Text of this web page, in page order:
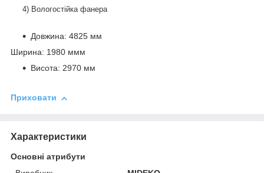
4) Вологостійка фанера
Довжина: 4825 мм
Ширина: 1980 ммм
Висота: 2970 мм
Приховати
Характеристики
Основні атрибути